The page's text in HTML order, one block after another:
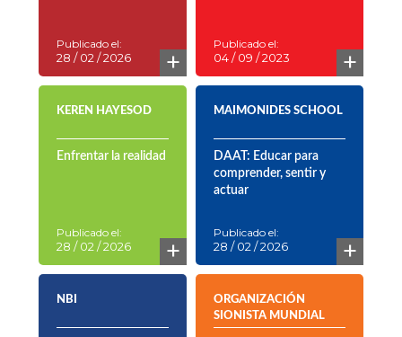
Publicado el:
28 / 02 / 2026 +
Publicado el:
04 / 09 / 2023 +
KEREN HAYESOD
Enfrentar la realidad
Publicado el:
28 / 02 / 2026 +
MAIMONIDES SCHOOL
DAAT: Educar para
comprender, sentir y
actuar
Publicado el:
28 / 02 / 2026 +
NBI
ORGANIZACIÓN
SIONISTA MUNDIAL